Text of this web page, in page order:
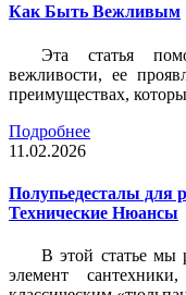
Как Быть Вежливым
Эта статья
вежливости, ее
преимуществах,
Подробнее
11.02.2026
Полупьедесталы для
Технические Нюансы
В этой статье мы
элемент